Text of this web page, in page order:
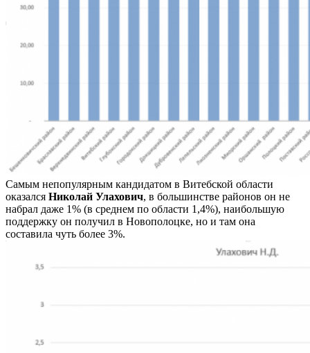
Самым непопулярным кандидатом в Витебской области
оказался Николай Улахович, в большинстве районов он не
набрал даже 1% (в среднем по области 1,4%), наибольшую
поддержку он получил в Новополоцке, но и там она
составила чуть более 3%.